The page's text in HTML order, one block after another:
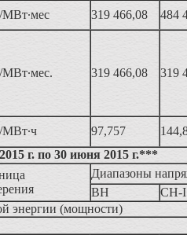
МВт∙мес 319 466,08 484
МВт∙мес. 319 466,08 319
МВт∙ч 97,757
г. по 30 июня 2015 г.***
Диапазоны
ВН
СН-I
энергии (мощности)